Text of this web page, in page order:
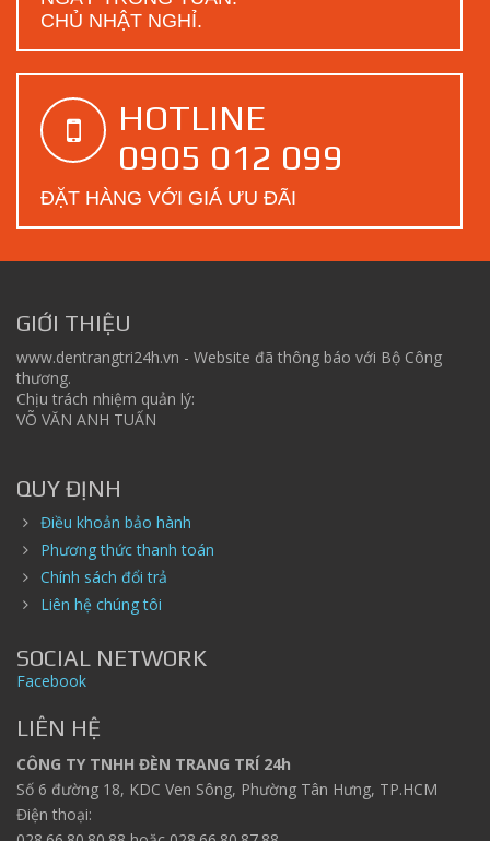
CHỦ NHẬT NGHỈ.
HOTLINE
0905 012 099
ĐẶT HÀNG VỚI GIÁ ƯU ĐÃI
GIỚI THIỆU
www.dentrangtri24h.vn - Website đã thông báo với Bộ Công
thương.
Chịu trách nhiệm quản lý:
VÕ VĂN ANH TUẤN
QUY ĐỊNH
Điều khoản bảo hành
Phương thức thanh toán
Chính sách đổi trả
Liên hệ chúng tôi
SOCIAL NETWORK
Facebook
LIÊN HỆ
CÔNG TY TNHH ĐÈN TRANG TRÍ 24h
Số 6 đường 18, KDC Ven Sông, Phường Tân Hưng, TP.HCM
Điện thoại: